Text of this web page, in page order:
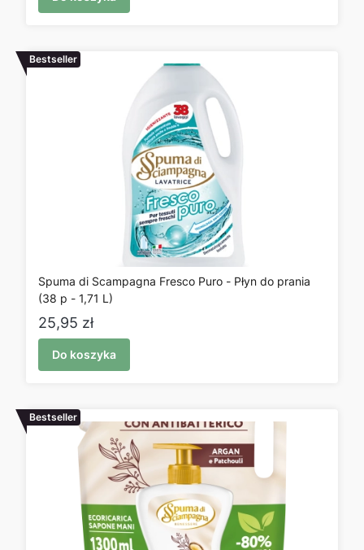
Bestseller
Spuma di Scampagna Fresco Puro - Płyn do prania
(38 p - 1,71 L)
Cena
25,95 zł
Do koszyka
Bestseller